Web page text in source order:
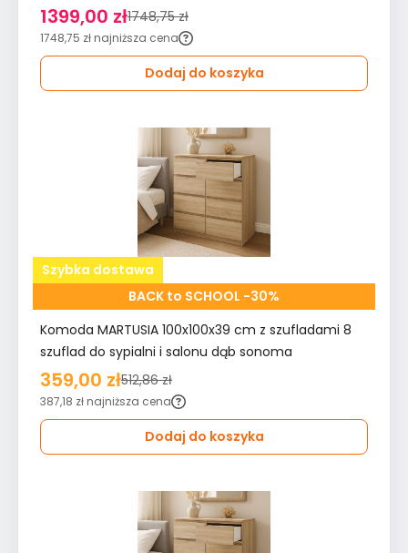
ryflowane
1399,00 zł1748,75 zł
1748,75 zł najniższa cena
Dodaj do koszyka
Szybka dostawa
BACK to SCHOOL -30%
Komoda MARTUSIA 100x100x39 cm z szufladami 8
szuflad do sypialni i salonu dąb sonoma
359,00 zł512,86 zł
387,18 zł najniższa cena
Dodaj do koszyka